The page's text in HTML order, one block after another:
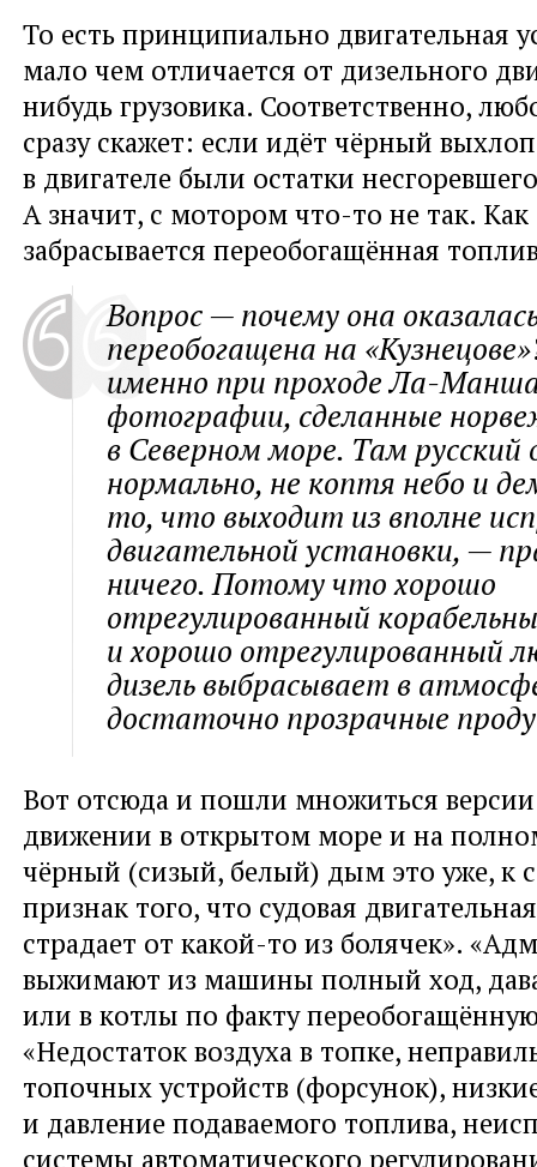
То есть принципиально двигательная
мало чем отличается от дизельного
нибудь грузовика. Соответственно,
сразу скажет: если идёт чёрный
в двигателе были остатки
А значит, с мотором что-то не так.
забрасывается переобогащённая
Вопрос — почему она
переобогащена на
именно при проходе Ла-
фотографии, сделанные
в Северном море. Там русский
нормально, не коптя небо и
то, что выходит из вполне
двигательной установки, —
ничего. Потому что хорошо
отрегулированный
и хорошо отрегулированный
дизель выбрасывает в
достаточно прозрачные
Вот отсюда и пошли множиться
движении в открытом море и на
чёрный (сизый, белый) дым это уже, к
признак того, что судовая
страдает от какой-то из болячек».
выжимают из машины полный ход,
или в котлы по факту
«Недостаток воздуха в топке,
топочных устройств (форсунок),
и давление подаваемого топлива,
системы автоматического